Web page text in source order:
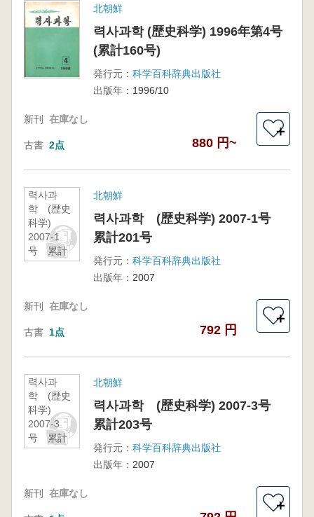
北朝鮮
력사과학 (歴史科学) 1996年第4号
(累計160号)
発行元： 科学百科辞典出版社
出版年： 1996/10
新刊 在庫なし
古書 2点 880 円~
＋
력사과
학 (歴史
科学)
2007-1
号 累計
201号
北朝鮮
력사과학 (歴史科学) 2007-1号
累計201号
発行元： 科学百科辞典出版社
出版年： 2007
新刊 在庫なし
古書 1点 792 円
＋
력사과
학 (歴史
科学)
2007-3
号 累計
203号
北朝鮮
력사과학 (歴史科学) 2007-3号
累計203号
発行元： 科学百科辞典出版社
出版年： 2007
新刊 在庫なし
＋